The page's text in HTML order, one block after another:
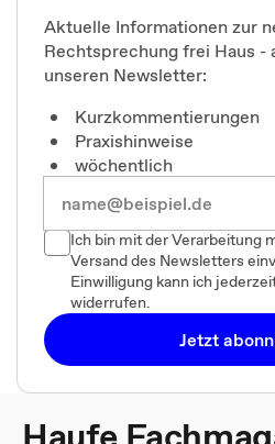
Aktuelle Informationen zur
Rechtsprechung frei Haus -
unseren Newsletter:
Kurzkommentierungen
Praxishinweise
wöchentlich
Ich bin mit der Verarbeitung
Versand des Newsletters
Einwilligung kann ich
widerrufen.
Jetzt